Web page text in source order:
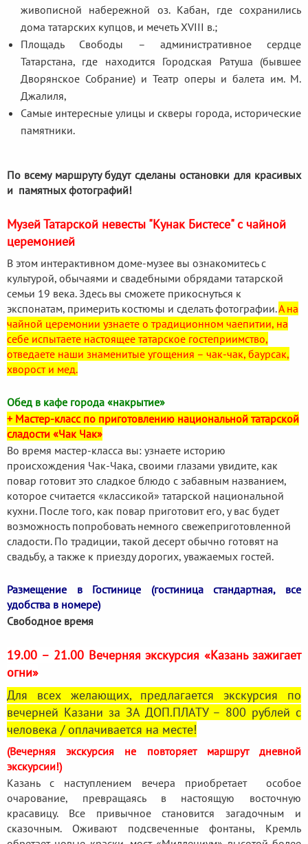
живописной набережной оз. Кабан, где сохранились
дома татарских купцов, и мечеть XVIII в.;
Площадь Свободы – административное сердце
Татарстана, где находится Городская Ратуша (бывшее
Дворянское Собрание) и Театр оперы и балета им. М.
Джалиля,
Самые интересные улицы и скверы города, исторические
памятники.
По всему маршруту будут сделаны остановки для красивых
и памятных фотографий!
Музей Татарской невесты "Кунак Бистесе" с чайной
церемонией
В этом интерактивном доме-музее вы ознакомитесь с
культурой, обычаями и свадебными обрядами татарской
семьи 19 века. Здесь вы сможете прикоснуться к
экспонатам, примерить костюмы и сделать фотографии.А на
чайной церемонии узнаете о традиционном чаепитии, на
себе испытаете настоящее татарское гостеприимство,
отведаете наши знаменитые угощения – чак-чак, баурсак,
хворост и мед.
Обед в кафе города «накрытие»
+ Мастер-класс по приготовлению национальной татарской
сладости «Чак Чак»
Во время мастер-класса вы: узнаете историю
происхождения Чак-Чака, своими глазами увидите, как
повар готовит это сладкое блюдо с забавным названием,
которое считается «классикой» татарской национальной
кухни. После того, как повар приготовит его, у вас будет
возможность попробовать немного свежеприготовленной
сладости. По традиции, такой десерт обычно готовят на
свадьбу, а также к приезду дорогих, уважаемых гостей.
Размещение в Гостинице (гостиница стандартная, все
удобства в номере)
Свободное время
19.00 – 21.00 Вечерняя экскурсия «Казань зажигает
огни»
Для всех желающих, предлагается экскурсия по
вечерней Казани за ЗА ДОП.ПЛАТУ – 800 рублей с
человека / оплачивается на месте!
(Вечерняя экскурсия не повторяет маршрут дневной
экскурсии!)
Казань с наступлением вечера приобретает особое
очарование, превращаясь в настоящую восточную
красавицу. Все привычное становится загадочным и
сказочным. Оживают подсвеченные фонтаны, Кремль